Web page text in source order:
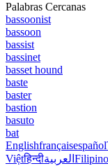
Palabras Cercanas
bassoonist
bassoon
bassist
bassinet
basset hound
baste
baster
bastion
basuto
bat
Englishfrançaisespañol
Việtहिन्दीالعربية Filipino